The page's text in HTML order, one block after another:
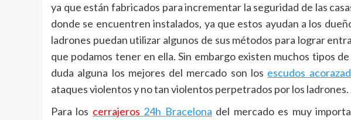
ya que están fabricados para incrementar la seguridad de las
donde se encuentren instalados, ya que estos ayudan a los
ladrones puedan utilizar algunos de sus métodos para lograr
que podamos tener en ella. Sin embargo existen muchos tipos
duda alguna los mejores del mercado son los escudos
ataques violentos y no tan violentos perpetrados por los ladrones.
Para los cerrajeros 24h Bracelona del mercado es muy